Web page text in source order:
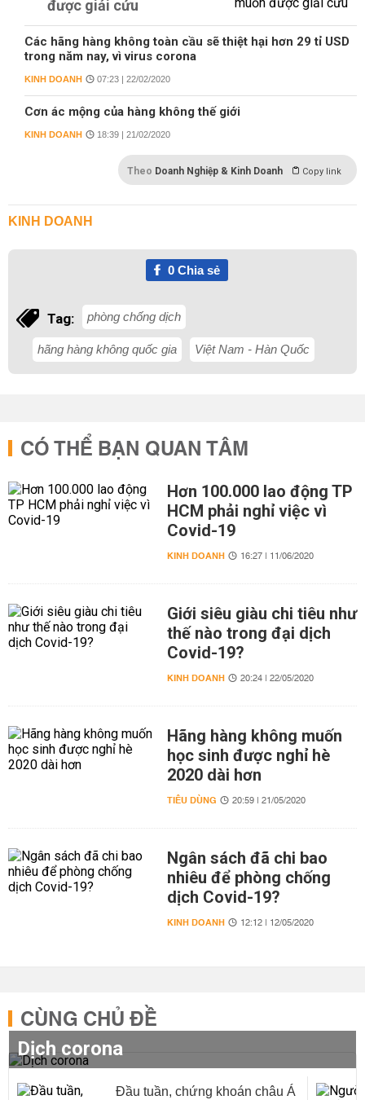
được giải cứu
Các hãng hàng không toàn cầu sẽ thiệt hại hơn 29 tỉ USD
trong năm nay, vì virus corona
KINH DOANH 07:23 | 22/02/2020
Cơn ác mộng của hàng không thế giới
KINH DOANH 18:39 | 21/02/2020
Theo Doanh Nghiệp & Kinh Doanh Copy link
KINH DOANH
0Chia sẻ
Tag: phòng chống dịch
hãng hàng không quốc gia Việt Nam - Hàn Quốc
CÓ THỂ BẠN QUAN TÂM
Hơn 100.000 lao động TP
HCM phải nghỉ việc vì
Covid-19
KINH DOANH 16:27 | 11/06/2020
Giới siêu giàu chi tiêu như
thế nào trong đại dịch
Covid-19?
KINH DOANH 20:24 | 22/05/2020
Hãng hàng không muốn
học sinh được nghỉ hè
2020 dài hơn
TIÊU DÙNG 20:59 | 21/05/2020
Ngân sách đã chi bao
nhiêu để phòng chống
dịch Covid-19?
KINH DOANH 12:12 | 12/05/2020
CÙNG CHỦ ĐỀ
Dịch corona
Đầu tuần, chứng khoán châu Á